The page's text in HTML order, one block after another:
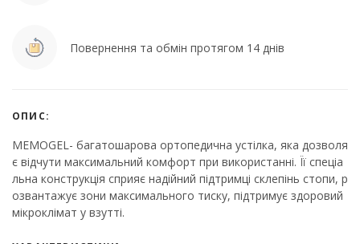
Повернення та обмін протягом 14 днів
ОПИС:
MEMOGEL- багатошарова ортопедична устілка, яка дозволя
є відчути максимальний комфорт при використанні. Її спеціа
льна конструкція сприяє надійний підтримці склепінь стопи, р
озвантажує зони максимального тиску, підтримує здоровий
мікроклімат у взутті.